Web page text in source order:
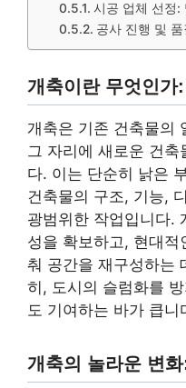
시공 업체 선정:
공사 진행 및
개축이란 무엇인가
개축은 기존 건축물의
그 자리에 새로운 건축
다. 이는 단순히 낡은
건축물의 구조, 기능,
광범위한 작업입니다.
성을 확보하고, 현대
춰 공간을 재구성하는
히, 도시의 슬럼화를
도 기여하는 바가 큽니
개축의 놀라운 변